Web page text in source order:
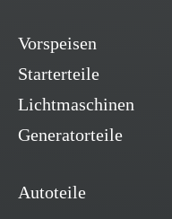
Vorspeisen
Starterteile
Lichtmaschinen
Generatorteile
Autoteile